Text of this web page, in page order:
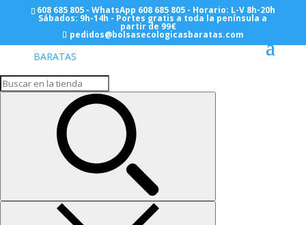
608 685 805 - WhatsApp 608 685 805 - Horario: L-V 8h-20h
Sábados: 9h-14h - Portes gratis a toda la península a
partir de 99€
pedidos@bolsasecologicasbaratas.com
Inicio/BOLSAS AUTOCIERRE CON CIERRE CURSOR
ZIP MINIGRIP
Autocierre-Zip 14×17 (15.000 Unidades)
PERSONALIZADAS